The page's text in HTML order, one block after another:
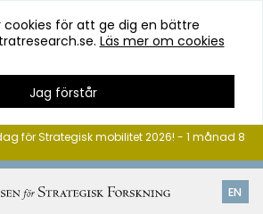
cookies för att ge dig en bättre
Läs mer om cookies
Jag förstår
EN
för Strategisk mobilitet 2026! - 1 månad 8